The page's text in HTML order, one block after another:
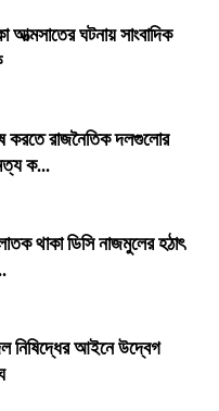
ঘটনায় সাংবাদিক
রাজনৈতিক দলগুলোর
ক...
থাকা ডিসি নাজমুলের হঠাৎ
নিষিদ্ধের আইনে উদ্বেগ